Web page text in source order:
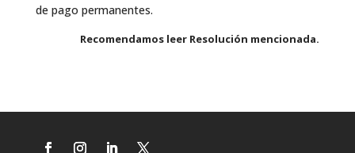
de pago permanentes.
Recomendamos leer Resolución mencionada.